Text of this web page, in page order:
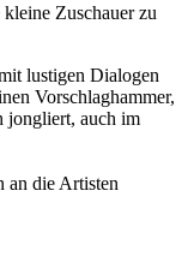
Zuschauer zu
lustigen Dialogen
Vorschlaghammer,
jongliert, auch im
an die Artisten